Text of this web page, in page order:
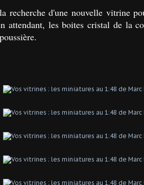
recherche d'une nouvelle vitrine
n attendant, les boites cristal de la